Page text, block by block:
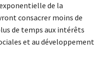
de la
consacrer moins de
de temps aux intérêts
et au développement